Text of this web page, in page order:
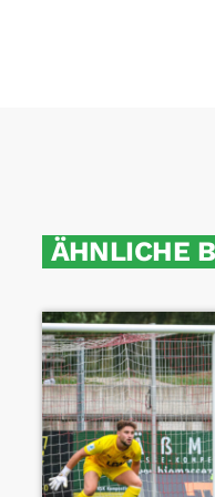
ÄHNLICHE